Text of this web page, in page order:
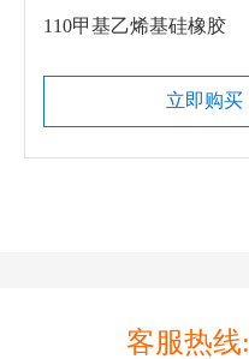
110甲基乙烯基硅橡胶
立即购买
客服热线: